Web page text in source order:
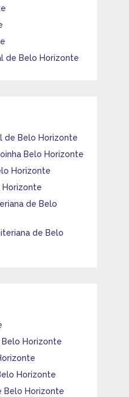
de Belo Horizonte
de Belo Horizonte
Belo Horizonte
Horizonte
Horizonte
de Belo
de Belo
Horizonte
Horizonte
Belo Horizonte